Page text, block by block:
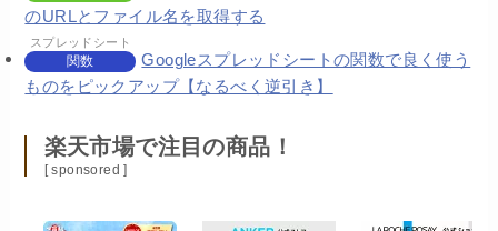
のURLとファイル名を取得する
関数
スプレッドシート
Googleスプレッドシートの関数で良く使う
ものをピックアップ【なるべく逆引き】
楽天市場で注目の商品！
[ sponsored ]